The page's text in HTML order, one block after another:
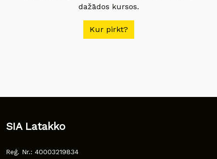
dažādos kursos.
Kur pirkt?
SIA Latakko
Reģ. Nr.: 40003219834